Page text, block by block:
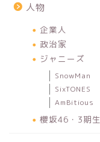
人物
企業人
政治家
ジャニーズ
SnowMan
SixTONES
AmBitious
櫻坂46・3期生